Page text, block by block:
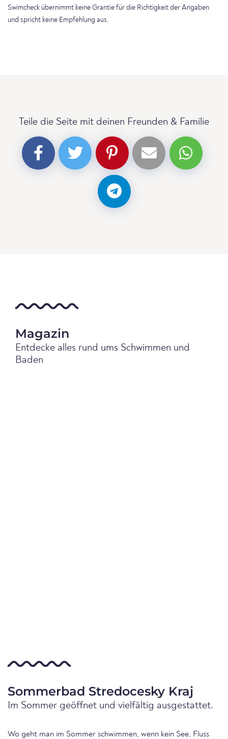
Swimcheck übernimmt keine Grantie für die Richtigkeit der Angaben
und spricht keine Empfehlung aus.
Teile die Seite mit deinen Freunden & Familie
Magazin
Entdecke alles rund ums Schwimmen und
Baden
Sommerbad Stredocesky Kraj
Im Sommer geöffnet und vielfältig ausgestattet.
Wo geht man im Sommer schwimmen, wenn kein See, Fluss